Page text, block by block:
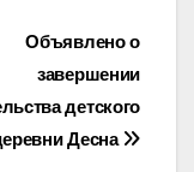
Объявлено о
завершении
детского
Десна